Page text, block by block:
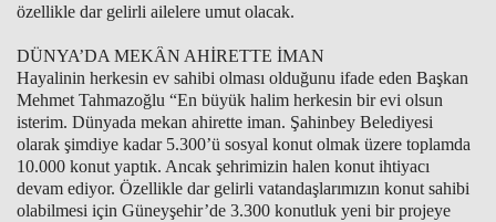
özellikle dar gelirli ailelere umut olacak.
DÜNYA’DA MEKÂN AHİRETTE İMAN
Hayalinin herkesin ev sahibi olması olduğunu ifade eden Başkan
Mehmet Tahmazoğlu “En büyük halim herkesin bir evi olsun
isterim. Dünyada mekan ahirette iman. Şahinbey Belediyesi
olarak şimdiye kadar 5.300’ü sosyal konut olmak üzere toplamda
10.000 konut yaptık. Ancak şehrimizin halen konut ihtiyacı
devam ediyor. Özellikle dar gelirli vatandaşlarımızın konut sahibi
olabilmesi için Güneyşehir’de 3.300 konutluk yeni bir projeye